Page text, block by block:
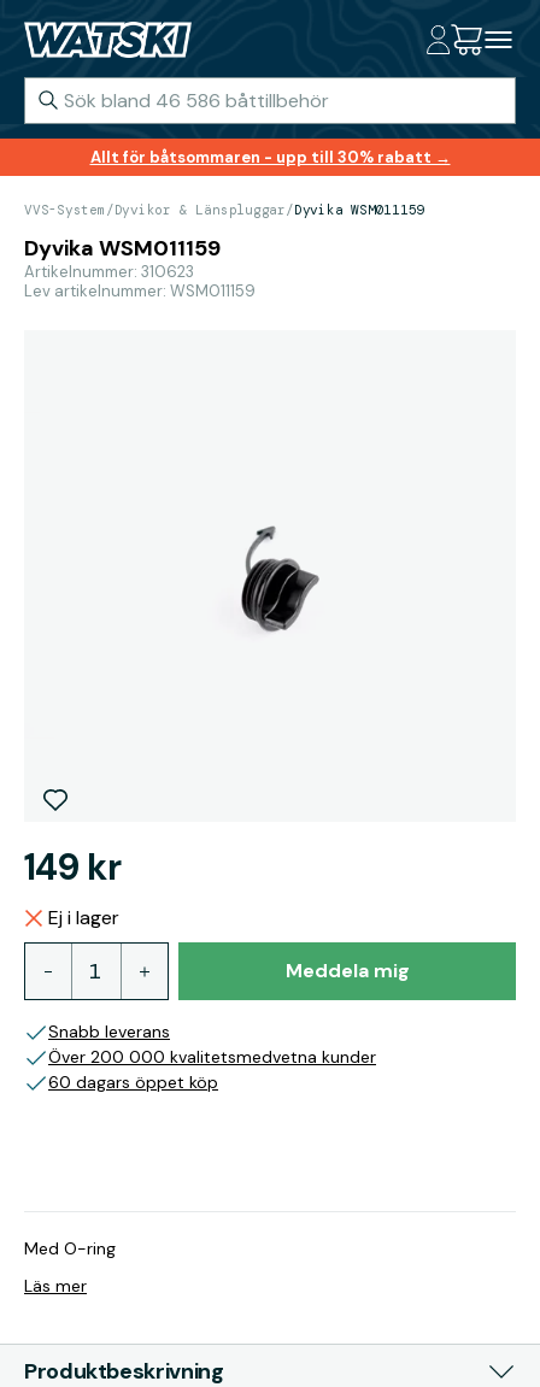
Allt för båtsommaren - upp till 30% rabatt →
VVS-System /Dyvikor & Länspluggar/Dyvika WSM011159
Dyvika WSM011159
Artikelnummer: 310623
Lev artikelnummer: WSM011159
149 kr
Ej i lager
Meddela mig
Snabb leverans
Över 200 000 kvalitetsmedvetna kunder
60 dagars öppet köp
Med O-ring
Läs mer
Produktbeskrivning